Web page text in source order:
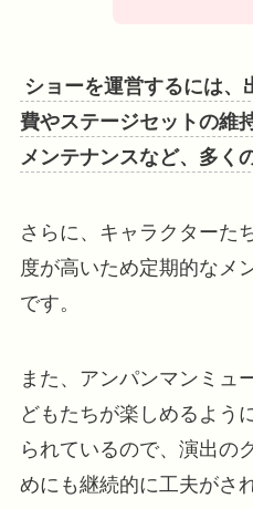
ショーを運営するには、
費やステージセットの維
メンテナンスなど、多く
さらに、キャラクターた
度が高いため定期的なメ
です。
また、アンパンマンミュ
どもたちが楽しめるよう
られているので、演出の
めにも継続的に工夫がさ